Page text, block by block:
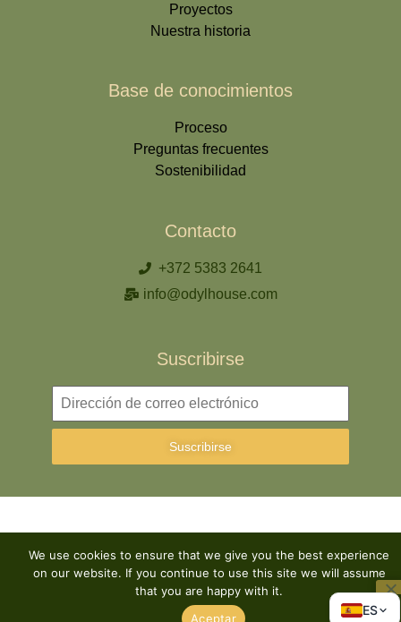
Proyectos
Nuestra historia
Base de conocimientos
Proceso
Preguntas frecuentes
Sostenibilidad
Contacto
+372 5383 2641
info@odylhouse.com
Suscribirse
Suscribirse
We use cookies to ensure that we give you the best experience
on our website. If you continue to use this site we will assume
that you are happy with it.
Aceptar
ES